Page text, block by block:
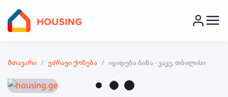
მთავარი უძრავი ქონება იყიდება ბინა - ვაკე, თბილისი